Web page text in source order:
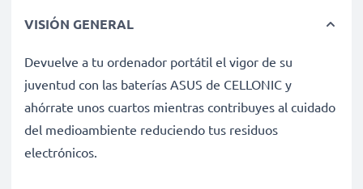
VISIÓN GENERAL
Devuelve a tu ordenador portátil el vigor de su
juventud con las baterías ASUS de CELLONIC y
ahórrate unos cuartos mientras contribuyes al cuidado
del medioambiente reduciendo tus residuos
electrónicos.